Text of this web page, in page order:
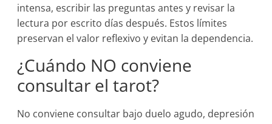
intensa, escribir las preguntas antes y revisar la
lectura por escrito días después. Estos límites
preservan el valor reflexivo y evitan la dependencia.
¿Cuándo NO conviene
consultar el tarot?
No conviene consultar bajo duelo agudo, depresión